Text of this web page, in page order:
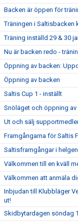
Backen är öppen för
Träningen i Saltisbacken
Träning inställd 29 & 30
Nu är backen redo -
Öppning av backen:
Öppning av backen
Saltis Cup 1 - inställt
Snöläget och öppning av
Ut och sälj
Framgångarna för Saltis
Saltisframgångar i
Välkommen till en kväll
Välkommen att anmäla
Inbjudan till Klubbläger
ut!
Skidbytardagen söndag